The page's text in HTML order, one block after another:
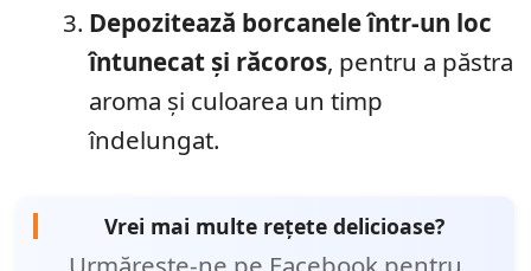
Depozitează borcanele într-un loc
întunecat și răcoros, pentru a păstra
aroma și culoarea un timp
îndelungat.
Vrei mai multe rețete delicioase?